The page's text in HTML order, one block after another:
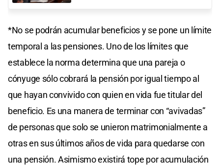
*No se podrán acumular beneficios y se pone un límite
temporal a las pensiones. Uno de los límites que
establece la norma determina que una pareja o
cónyuge sólo cobrará la pensión por igual tiempo al
que hayan convivido con quien en vida fue titular del
beneficio. Es una manera de terminar con “avivadas”
de personas que solo se unieron matrimonialmente a
otras en sus últimos años de vida para quedarse con
una pensión. Asimismo existirá tope por acumulación